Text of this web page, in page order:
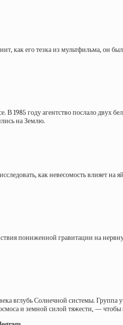
как его тезка из мультфильма, он
1985 году агентство послало двух
на Землю.
как невесомость влияет
пониженной гравитации на
вглубь Солнечной системы. Группа
и земной силой тяжести, — чтобы